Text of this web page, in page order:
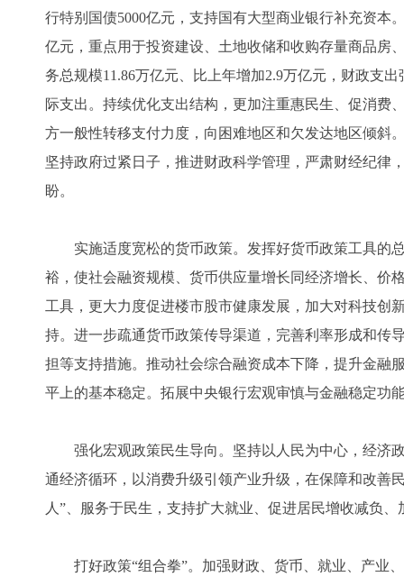
行特别国债5000亿元，支持国有大型商业银行补充资本
亿元，重点用于投资建设、土地收储和收购存量商品房
务总规模11.86万亿元、比上年增加2.9万亿元，财政支
际支出。持续优化支出结构，更加注重惠民生、促消费
方一般性转移支付力度，向困难地区和欠发达地区倾斜
坚持政府过紧日子，推进财政科学管理，严肃财经纪律
盼。
实施适度宽松的货币政策。发挥好货币政策工具的
裕，使社会融资规模、货币供应量增长同经济增长、价
工具，更大力度促进楼市股市健康发展，加大对科技创
持。进一步疏通货币政策传导渠道，完善利率形成和传
担等支持措施。推动社会综合融资成本下降，提升金融
平上的基本稳定。拓展中央银行宏观审慎与金融稳定功
强化宏观政策民生导向。坚持以人民为中心，经济
通经济循环，以消费升级引领产业升级，在保障和改善
人”、服务于民生，支持扩大就业、促进居民增收减负
打好政策“组合拳”。加强财政、货币、就业、产业